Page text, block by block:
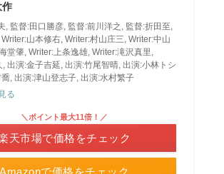
作
, 監督:田口勝彦, 監督:前川洋之, 監督:折田至,
山本修右, Writer:村山庄三, Writer:中山
堂肇, Writer:上条逸雄, Writer:滝沢真里,
出演:金子吉延, 出演:竹尾智晴, 出演:小林トシ
, 出演:津山登志子, 出演:水村繁子
る
＼ポイント最大11倍！／
天市場で価格をチェック